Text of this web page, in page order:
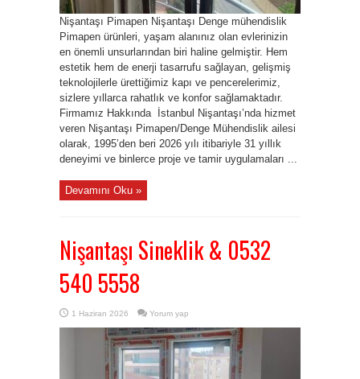
Nişantaşı Pimapen Nişantaşı Denge mühendislik
Pimapen ürünleri, yaşam alanınız olan evlerinizin
en önemli unsurlarından biri haline gelmiştir. Hem
estetik hem de enerji tasarrufu sağlayan, gelişmiş
teknolojilerle ürettiğimiz kapı ve pencerelerimiz,
sizlere yıllarca rahatlık ve konfor sağlamaktadır.
Firmamız Hakkında İstanbul Nişantaşı’nda hizmet
veren Nişantaşı Pimapen/Denge Mühendislik ailesi
olarak, 1995’den beri 2026 yılı itibariyle 31 yıllık
deneyimi ve binlerce proje ve tamir uygulamaları ...
Devamını Oku »
Nişantaşı Sineklik & 0532
540 5558
1 Haziran 2026 Yorum yap